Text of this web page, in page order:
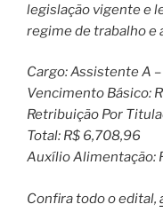
legislação vigente e
regime de trabalho e
Cargo: Assistente A
Vencimento Básico:
Retribuição Por
Total: R$ 6,708,96
Auxílio Alimentação:
Confira todo o edital,